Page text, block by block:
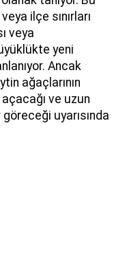
ilçe sınırları
veya
yeni
Ancak
ağaçlarının
açacağı ve uzun
uyarısında